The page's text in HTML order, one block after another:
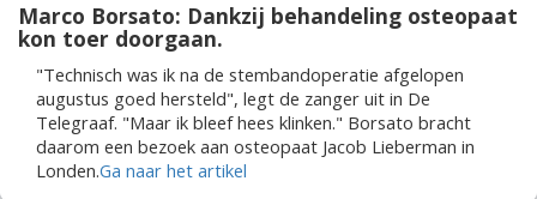
Marco Borsato: Dankzij behandeling osteopaat
kon toer doorgaan.
"Technisch was ik na de stembandoperatie afgelopen
augustus goed hersteld", legt de zanger uit in De
Telegraaf. "Maar ik bleef hees klinken." Borsato bracht
daarom een bezoek aan osteopaat Jacob Lieberman in
Londen.Ga naar het artikel